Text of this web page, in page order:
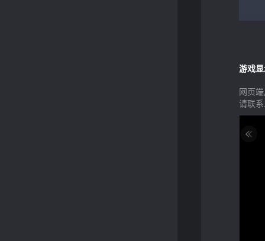
游戏
网页
请联